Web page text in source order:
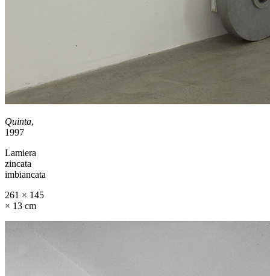
Quinta,
1997
Lamiera
zincata
imbiancata
261 × 145
× 13 cm